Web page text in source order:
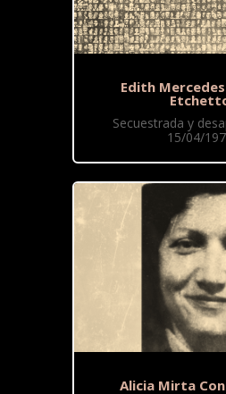
Edith
Secuestrada y
15/04/
Alicia Mirta